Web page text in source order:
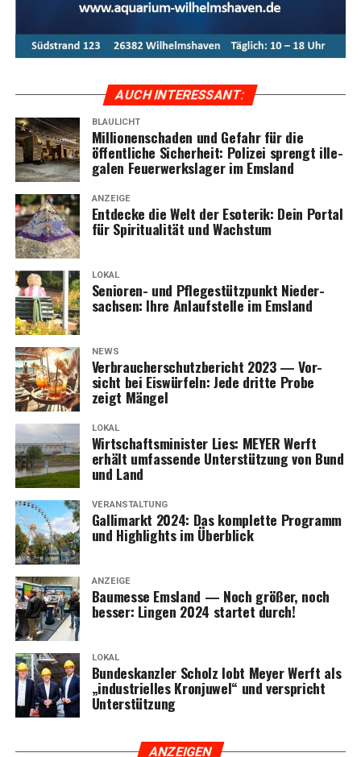
AUCH INTER­ES­SANT:
BLAULICHT
Mil­lio­nen­scha­den und Gefahr für die
öffent­li­che Sicher­heit: Poli­zei sprengt ille­
ga­len Feu­er­werks­la­ger im Emsland
ANZEIGE
Ent­de­cke die Welt der Eso­te­rik: Dein Por­tal
für Spi­ri­tua­li­tät und Wachstum
LOKAL
Senio­ren- und Pfle­ge­stütz­punkt Nie­der­
sach­sen: Ihre Anlauf­stel­le im Emsland
NEWS
Ver­brau­cher­schutz­be­richt 2023 — Vor­
sicht bei Eis­wür­feln: Jede drit­te Pro­be
zeigt Mängel
LOKAL
Wirt­schafts­mi­nis­ter Lies: MEYER Werft
erhält umfas­sen­de Unter­stüt­zung von Bund
und Land
VERANSTALTUNG
Gal­li­markt 2024: Das kom­plet­te Pro­gramm
und High­lights im Überblick
ANZEIGE
Bau­mes­se Ems­land — Noch grö­ßer, noch
bes­ser: Lin­gen 2024 star­tet durch!
LOKAL
Bun­des­kanz­ler Scholz lobt Mey­er Werft als
„indus­tri­el­les Kron­ju­wel“ und ver­spricht
Unterstützung
ANZEI­GEN